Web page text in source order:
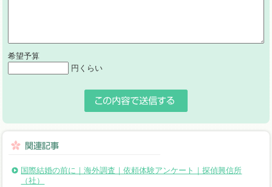
希望予算
円くらい
国際結婚の前に｜海外調査｜依頼体験アンケート｜探偵興信所
（社）